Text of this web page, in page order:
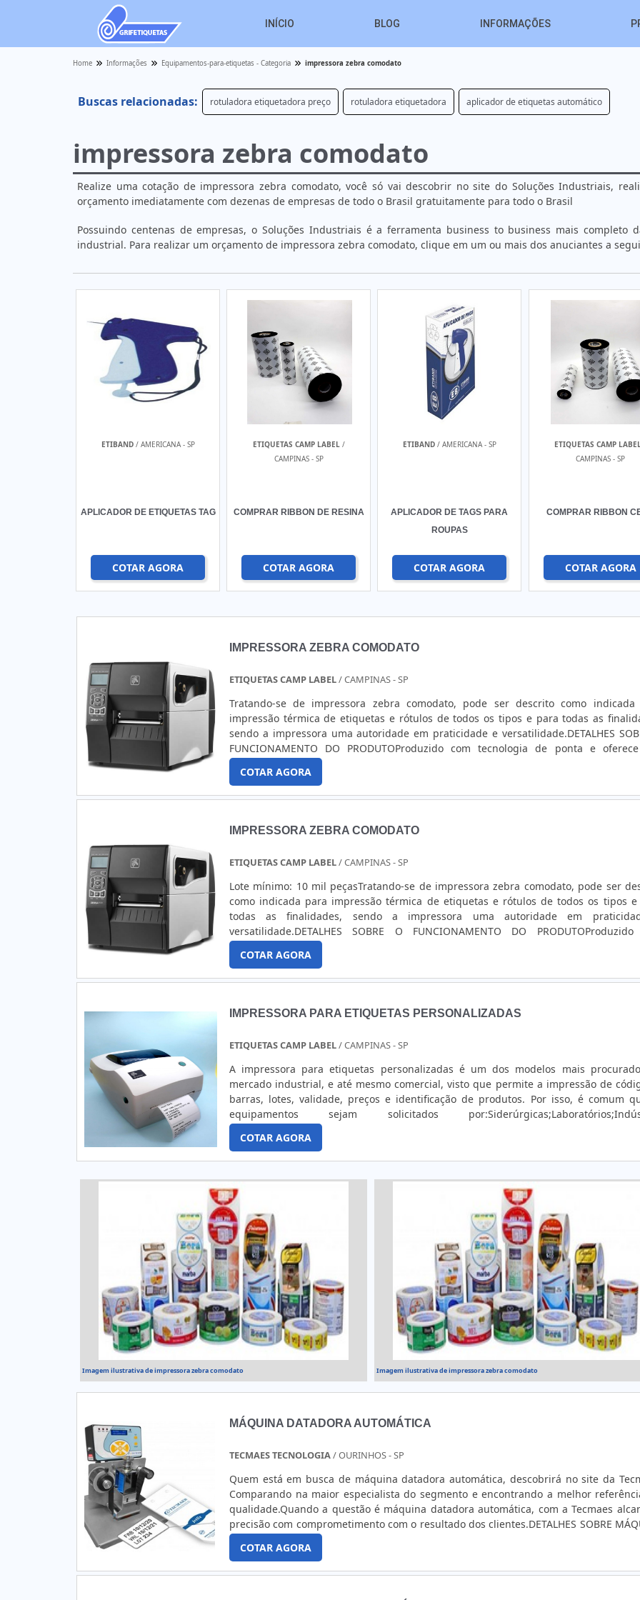
INÍCIO BLOG INFORMAÇÕES
Home Informações Equipamentos-para-etiquetas - Categoria impressora zebra comodato
Buscas relacionadas: rotuladora etiquetadora preço rotuladora etiquetadora aplicador de etiquetas automático
impressora zebra comodato
Realize uma cotação de impressora zebra comodato, você só vai descobrir no site do Soluções Industriais,
orçamento imediatamente com dezenas de empresas de todo o Brasil gratuitamente para todo o Brasil
Possuindo centenas de empresas, o Soluções Industriais é a ferramenta business to business mais completo
industrial. Para realizar um orçamento de impressora zebra comodato, clique em um ou mais dos anuciantes a
ETIBAND/ AMERICANA - SP
APLICADOR DE ETIQUETAS TAG
COTAR AGORA
ETIQUETAS CAMP LABEL/
CAMPINAS - SP
COMPRAR RIBBON DE RESINA
COTAR AGORA
ETIBAND/ AMERICANA - SP
APLICADOR DE TAGS PARA
ROUPAS
COTAR AGORA
ETIQUETAS CAMP
CAMPINAS - SP
COMPRAR RIBBON
COTAR AGORA
IMPRESSORA ZEBRA COMODATO
ETIQUETAS CAMP LABEL/ CAMPINAS - SP
Tratando-se de impressora zebra comodato, pode ser descrito como indicada
impressão térmica de etiquetas e rótulos de todos os tipos e para todas as
sendo a impressora uma autoridade em praticidade e versatilidade.DETALHES
FUNCIONAMENTO DO PRODUTOProduzido com tecnologia de ponta e
funcionalidade ao cliente, é muito utilizado para realizar diversas demandas de
sem comprometer a eficiência,...
COTAR AGORA
IMPRESSORA ZEBRA COMODATO
ETIQUETAS CAMP LABEL/ CAMPINAS - SP
Lote mínimo: 10 mil peçasTratando-se de impressora zebra comodato, pode ser
como indicada para impressão térmica de etiquetas e rótulos de todos os tipos e
todas as finalidades, sendo a impressora uma autoridade em
versatilidade.DETALHES SOBRE O FUNCIONAMENTO DO PRODUTOProduzido
tecnologia de ponta e oferece alta funcionalidade ao cliente, é muito utilizado
realizar diversas demandas de produção sem ...
COTAR AGORA
IMPRESSORA PARA ETIQUETAS PERSONALIZADAS
ETIQUETAS CAMP LABEL/ CAMPINAS - SP
A impressora para etiquetas personalizadas é um dos modelos mais
mercado industrial, e até mesmo comercial, visto que permite a impressão de
barras, lotes, validade, preços e identificação de produtos. Por isso, é comum
equipamentos sejam solicitados
alimentícias;Indústrias farmacêuticas;Indústrias de produtos
outros.DETALHES VALIOSOS SOBRE O PRODU...
COTAR AGORA
Imagem ilustrativa de impressora zebra comodato Imagem ilustrativa de impressora zebra comodato
MÁQUINA DATADORA AUTOMÁTICA
TECMAES TECNOLOGIA/ OURINHOS - SP
Quem está em busca de máquina datadora automática, descobrirá no site da
Comparando na maior especialista do segmento e encontrando a melhor
qualidade.Quando a questão é máquina datadora automática, com a Tecmaes
precisão com comprometimento com o resultado dos clientes.DETALHES SOBRE
DATADORA AUTOMÁTICAA Tecmaes foca sua estratégia em proporcionar para os
uma estrutura com escritório de alta qualidade onde são realizadas as
equipamentos automatizados, tudo para se certificar que se tenha máquina
COTAR AGORA